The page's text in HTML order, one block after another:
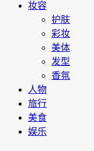
妆容
护肤
彩妆
美体
发型
香氛
人物
旅行
美食
娱乐